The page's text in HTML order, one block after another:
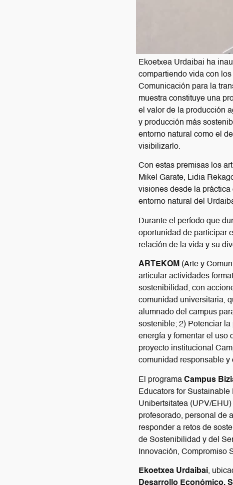
Ekoetxea Urdaibai ha
compartiendo vida con
Comunicación para la
muestra constituye una
el valor de la producción
y producción más
entorno natural como el
visibilizarlo.
Con estas premisas los
Mikel Garate, Lidia
visiones desde la
entorno natural del
Durante el período que
oportunidad de participar
relación de la vida y su
ARTEKOM (Arte y
articular actividades
sostenibilidad, con
comunidad universitaria,
alumnado del campus
sostenible; 2) Potenciar
energía y fomentar el uso
proyecto institucional
comunidad responsable y
El programa Campus
Educators for
Unibertsitatea (UPV/
profesorado, personal de
responder a retos de
de Sostenibilidad y del
Innovación, Compromiso
Ekoetxea Urdaibai,
Desarrollo Económico,